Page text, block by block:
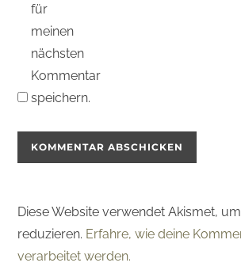
für
meinen
nächsten
Kommentar
speichern.
Diese Website verwendet Akismet,
reduzieren. Erfahre, wie deine
verarbeitet werden.